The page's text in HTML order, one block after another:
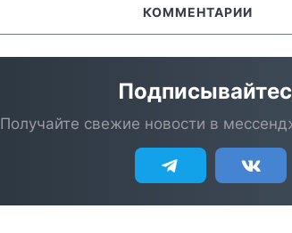
КОММЕНТАРИИ
Получайте свежие новости в